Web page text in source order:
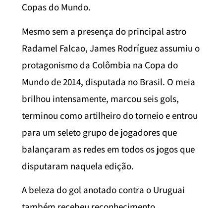
Copas do Mundo.
Mesmo sem a presença do principal astro
Radamel Falcao, James Rodríguez assumiu o
protagonismo da Colômbia na Copa do
Mundo de 2014, disputada no Brasil. O meia
brilhou intensamente, marcou seis gols,
terminou como artilheiro do torneio e entrou
para um seleto grupo de jogadores que
balançaram as redes em todos os jogos que
disputaram naquela edição.
A beleza do gol anotado contra o Uruguai